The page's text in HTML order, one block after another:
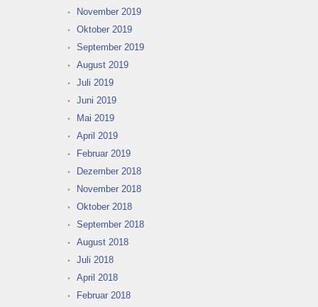
November 2019
Oktober 2019
September 2019
August 2019
Juli 2019
Juni 2019
Mai 2019
April 2019
Februar 2019
Dezember 2018
November 2018
Oktober 2018
September 2018
August 2018
Juli 2018
April 2018
Februar 2018